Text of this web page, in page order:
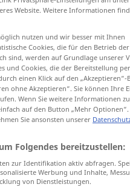
Website. Weitere Informationen
nutzen und wir besser mit Ihnen
Cookies, die für den Betrieb
sind, werden auf Grundlage unserer
und Cookies, die der Bereitstellung
einen Klick auf den
ohne Akzeptieren“. Sie können Ihre
Wenn Sie weitere Informationen
auf den Button „Mehr Optionen“.
Sie ansonsten unserer
Folgendes bereitzustellen:
zur Identifikation aktiv abfragen.
Werbung und Inhalte,
von Dienstleistungen.